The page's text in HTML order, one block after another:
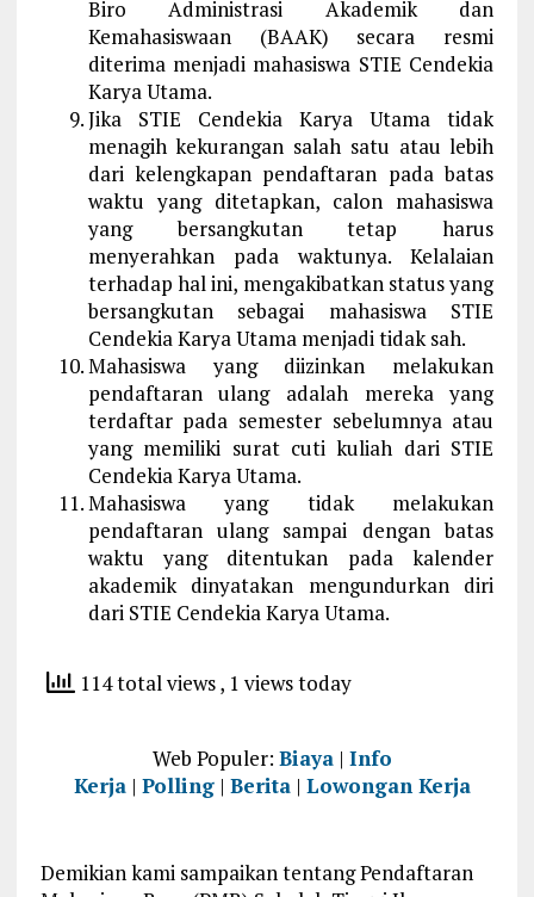
Biro Administrasi Akademik dan
Kemahasiswaan (BAAK) secara resmi
diterima menjadi mahasiswa STIE Cendekia
Karya Utama.
Jika STIE Cendekia Karya Utama tidak
menagih kekurangan salah satu atau lebih
dari kelengkapan pendaftaran pada batas
waktu yang ditetapkan, calon mahasiswa
yang bersangkutan tetap harus
menyerahkan pada waktunya. Kelalaian
terhadap hal ini, mengakibatkan status yang
bersangkutan sebagai mahasiswa STIE
Cendekia Karya Utama menjadi tidak sah.
Mahasiswa yang diizinkan melakukan
pendaftaran ulang adalah mereka yang
terdaftar pada semester sebelumnya atau
yang memiliki surat cuti kuliah dari STIE
Cendekia Karya Utama.
Mahasiswa yang tidak melakukan
pendaftaran ulang sampai dengan batas
waktu yang ditentukan pada kalender
akademik dinyatakan mengundurkan diri
dari STIE Cendekia Karya Utama.
114 total views, 1 views today
Web Populer:Biaya |Info
Kerja |Polling |Berita |Lowongan Kerja
Demikian kami sampaikan tentang Pendaftaran